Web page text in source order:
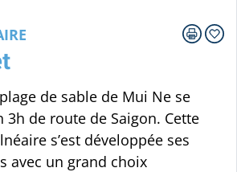
de sable de Mui Ne se
de route de Saigon. Cette
s’est développée ses
avec un grand choix